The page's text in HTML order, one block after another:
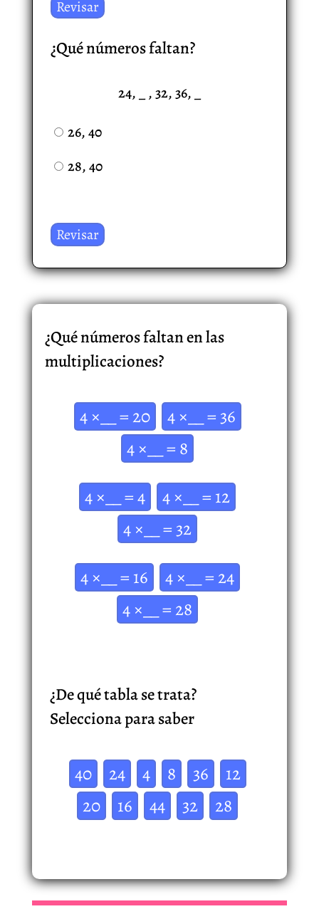
¿Qué números faltan?
24, _ , 32, 36, _
26, 40
28, 40
¿Qué números faltan en las
multiplicaciones?
4 ×__ = 20
4 ×__ = 36
4 ×__ = 8
4 ×__ = 4
4 ×__ = 12
4 ×__ = 32
4 ×__ = 16
4 ×__ = 24
4 ×__ = 28
¿De qué tabla se trata?
Selecciona para saber
40 24 4 8 36
12
20
16 44 32 28